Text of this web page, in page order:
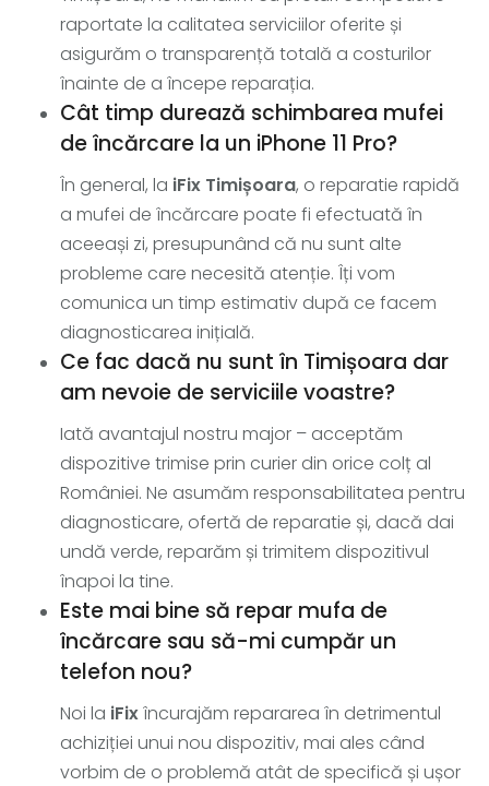
raportate la calitatea serviciilor oferite și
asigurăm o transparență totală a costurilor
înainte de a începe reparația.
Cât timp durează schimbarea mufei
de încărcare la un iPhone 11 Pro?
În general, la iFix Timișoara, o reparatie rapidă
a mufei de încărcare poate fi efectuată în
aceeași zi, presupunând că nu sunt alte
probleme care necesită atenție. Îți vom
comunica un timp estimativ după ce facem
diagnosticarea inițială.
Ce fac dacă nu sunt în Timișoara dar
am nevoie de serviciile voastre?
Iată avantajul nostru major – acceptăm
dispozitive trimise prin curier din orice colț al
României. Ne asumăm responsabilitatea pentru
diagnosticare, ofertă de reparatie și, dacă dai
undă verde, reparăm și trimitem dispozitivul
înapoi la tine.
Este mai bine să repar mufa de
încărcare sau să-mi cumpăr un
telefon nou?
Noi la iFixîncurajăm repararea în detrimentul
achiziției unui nou dispozitiv, mai ales când
vorbim de o problemă atât de specifică și ușor